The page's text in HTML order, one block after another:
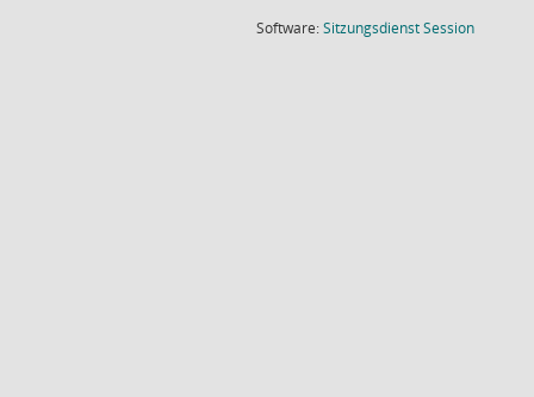
Software:SitzungsdienstSession(Wird in